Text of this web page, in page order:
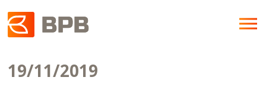
19/11/2019